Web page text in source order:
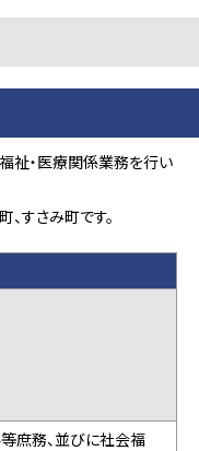
祉・医療関係業務を行い
すさみ町です。
庶務、並びに社会福